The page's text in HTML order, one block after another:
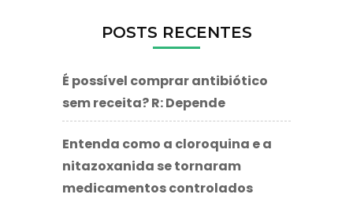
POSTS RECENTES
É possível comprar antibiótico
sem receita? R: Depende
Entenda como a cloroquina e a
nitazoxanida se tornaram
medicamentos controlados